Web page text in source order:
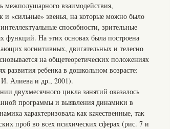
межполушарного взаимодействия,
и «сильные» звенья, на которые можно было
способности, зрительные
функций. На этих основах была построена
когнитивных, двигательных и телесно
на общетеоретических положениях
развития ребенка в дошкольном возрасте:
И. Алиева и др., 2001).
двухмесячного цикла занятий оказалось
программы и выявления динамики в
характеризовала как качественные, так
проб во всех психических сферах (рис. 7 и